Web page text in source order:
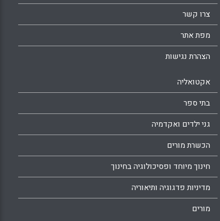
צרו קשר
מפת אתר
הצהרת נגישות
אקטואליה
בתי ספר
גני ילדים ואקדמיה
הכשרת מורים
חינוך מיוחד ופסיכולוגיה בחינוך
מדיניות פדגוגיה ותיאוריה
מורים